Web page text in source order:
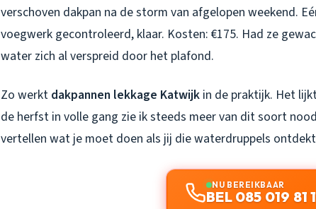
verschoven dakpan na de storm van afgelopen weekend.
voegwerk gecontroleerd, klaar. Kosten: €175. Had ze
water zich al verspreid door het plafond.
Zo werkt dakpannen lekkage Katwijk in de praktijk. Het
de herfst in volle gang zie ik steeds meer van dit soort
vertellen wat je moet doen als jij die waterdruppels
NU BEREIKBAAR
BEL 085 019 81